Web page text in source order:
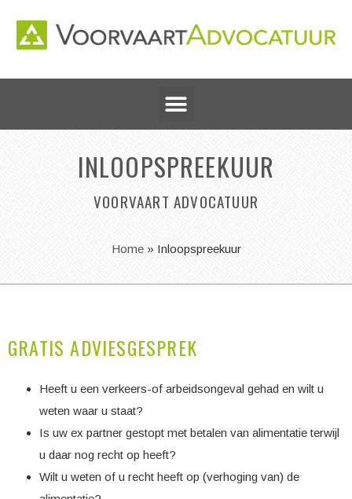
INLOOPSPREEKUUR
VOORVAART ADVOCATUUR
Home» Inloopspreekuur
GRATIS ADVIESGESPREK
Heeft u een verkeers-of arbeidsongeval gehad en wilt u
weten waar u staat?
Is uw ex partner gestopt met betalen van alimentatie terwijl
u daar nog recht op heeft?
Wilt u weten of u recht heeft op (verhoging van) de